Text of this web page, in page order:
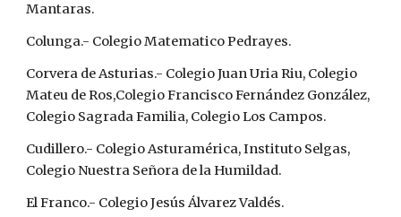
Mantaras.
Colunga.- Colegio Matematico Pedrayes.
Corvera de Asturias.- Colegio Juan Uria Riu, Colegio
Mateu de Ros,Colegio Francisco Fernández González,
Colegio Sagrada Familia, Colegio Los Campos.
Cudillero.- Colegio Asturamérica, Instituto Selgas,
Colegio Nuestra Señora de la Humildad.
El Franco.- Colegio Jesús Álvarez Valdés.